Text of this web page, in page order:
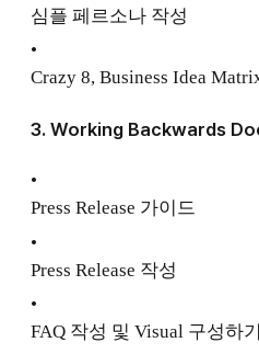
심플 페르소나 작성
•
Crazy 8, Business Idea
3. Working Backwards
•
Press Release 가이드
•
Press Release 작성
•
FAQ 작성 및 Visual 구성하